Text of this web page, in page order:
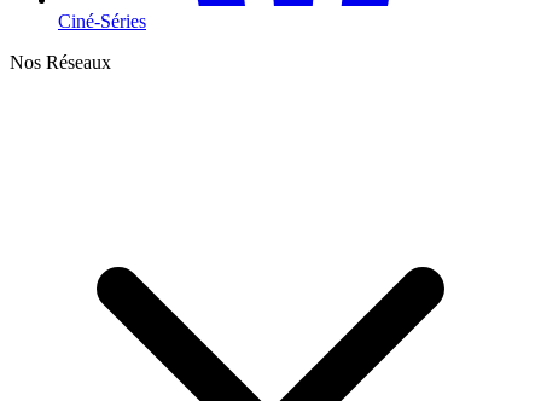
Ciné-Séries
Nos Réseaux